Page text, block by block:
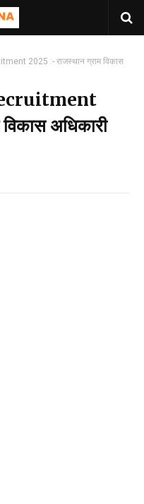
2025 :- राजस्थान ग्राम विकास
अधिकारी